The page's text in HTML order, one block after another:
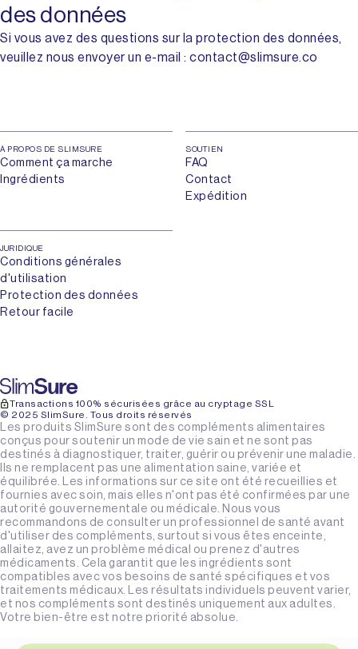
des données
Si vous avez des questions sur la protection des données,
veuillez nous envoyer un e-mail : contact@slimsure.co
À PROPOS DE SLIMSURE
Comment ça marche
Ingrédients
SOUTIEN
FAQ
Contact
Expédition
JURIDIQUE
Conditions générales
d'utilisation
Protection des données
Retour facile
Transactions 100% sécurisées grâce au cryptage SSL
© 2025 SlimSure. Tous droits réservés
Les produits SlimSure sont des compléments alimentaires
conçus pour soutenir un mode de vie sain et ne sont pas
destinés à diagnostiquer, traiter, guérir ou prévenir une maladie.
Ils ne remplacent pas une alimentation saine, variée et
équilibrée. Les informations sur ce site ont été recueillies et
fournies avec soin, mais elles n'ont pas été confirmées par une
autorité gouvernementale ou médicale. Nous vous
recommandons de consulter un professionnel de santé avant
d'utiliser des compléments, surtout si vous êtes enceinte,
allaitez, avez un problème médical ou prenez d'autres
médicaments. Cela garantit que les ingrédients sont
compatibles avec vos besoins de santé spécifiques et vos
traitements médicaux. Les résultats individuels peuvent varier,
et nos compléments sont destinés uniquement aux adultes.
Votre bien-être est notre priorité absolue.